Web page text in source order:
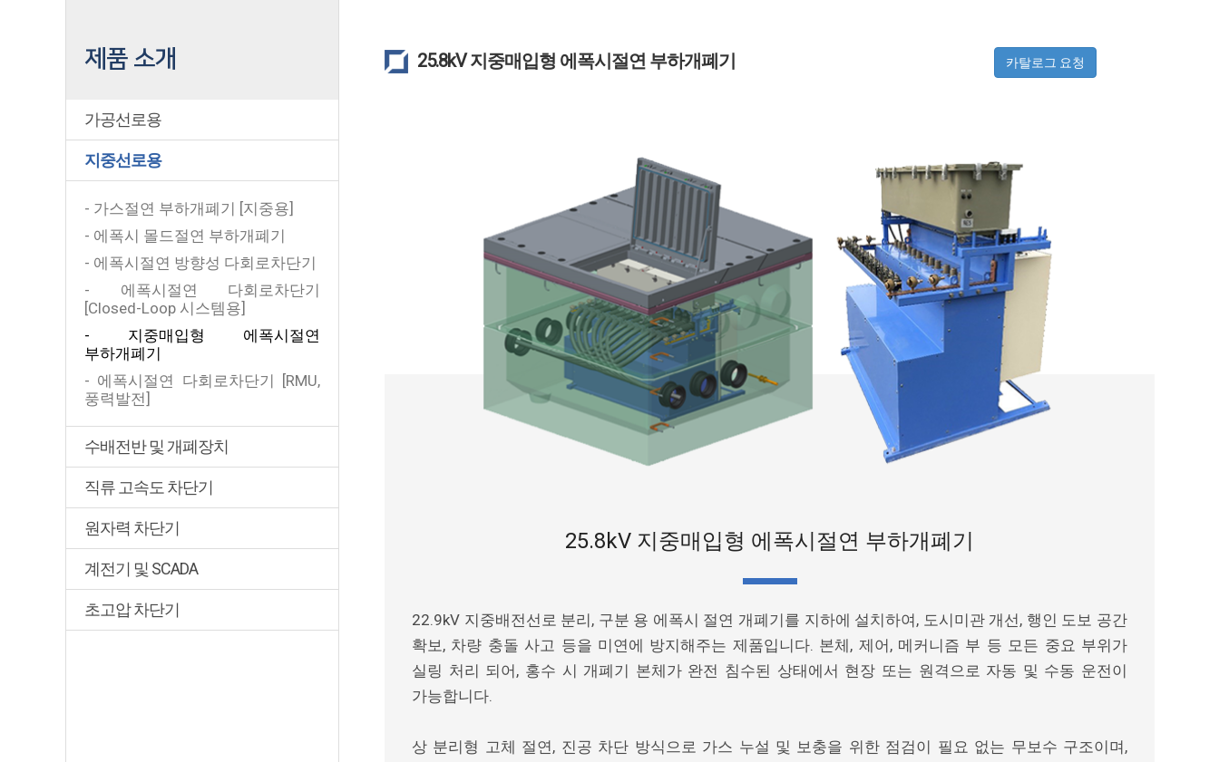
제품 소개
가공선로용
지중선로용
- 가스절연 부하개폐기 [지중용]
- 에폭시 몰드절연 부하개폐기
- 에폭시절연 방향성 다회로차단기
- 에폭시절연 다회로차단기
[Closed-Loop 시스템용]
- 지중매입형 에폭시절연
부하개폐기
- 에폭시절연 다회로차단기 [RMU,
풍력발전]
수배전반 및 개폐장치
직류 고속도 차단기
원자력 차단기
계전기 및 SCADA
초고압 차단기
25.8kV 지중매입형 에폭시절연 부하개폐기 카탈로그 요청
25.8kV 지중매입형 에폭시절연 부하개폐기
22.9kV 지중배전선로 분리, 구분 용 에폭시 절연 개폐기를 지하에 설치하여, 도시미관 개선, 행인 도보 공간
확보, 차량 충돌 사고 등을 미연에 방지해주는 제품입니다. 본체, 제어, 메커니즘 부 등 모든 중요 부위가
실링 처리 되어, 홍수 시 개폐기 본체가 완전 침수된 상태에서 현장 또는 원격으로 자동 및 수동 운전이
가능합니다.
상 분리형 고체 절연, 진공 차단 방식으로 가스 누설 및 보충을 위한 점검이 필요 없는 무보수 구조이며,